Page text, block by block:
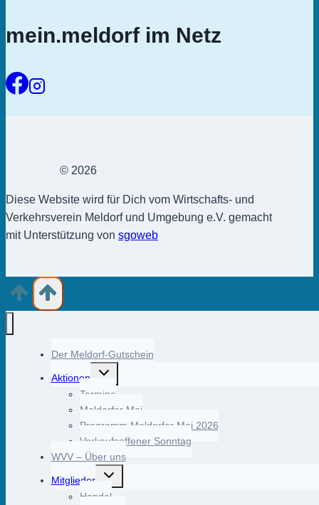
mein.meldorf im Netz
© 2026
Diese Website wird für Dich vom Wirtschafts- und
Verkehrsverein Meldorf und Umgebung e.V. gemacht
mit Unterstützung von sgoweb
Der Meldorf-Gutschein
Aktionen
Untermenü
Termine
Meldorfer Mai
Programm Meldorfer Mai 2026
Verkaufsoffener Sonntag
WVV – Über uns
Mitglieder
Untermenü
Handel